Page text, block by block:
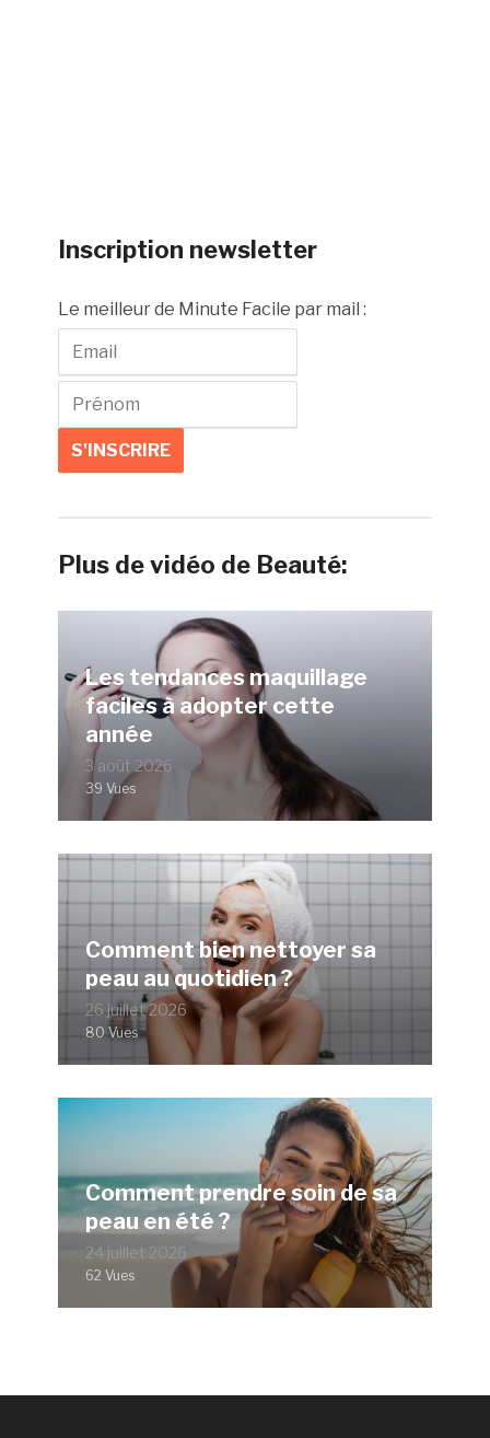
Inscription newsletter
Le meilleur de Minute Facile par mail :
Plus de vidéo de Beauté:
Les tendances maquillage
faciles à adopter cette
année
3 août 2026
39 Vues
Comment bien nettoyer sa
peau au quotidien ?
26 juillet 2026
80 Vues
Comment prendre soin de sa
peau en été ?
24 juillet 2026
62 Vues